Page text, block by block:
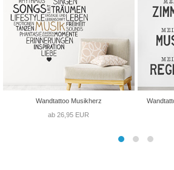
Wandtattoo Musikherz
ab 26,95 EUR